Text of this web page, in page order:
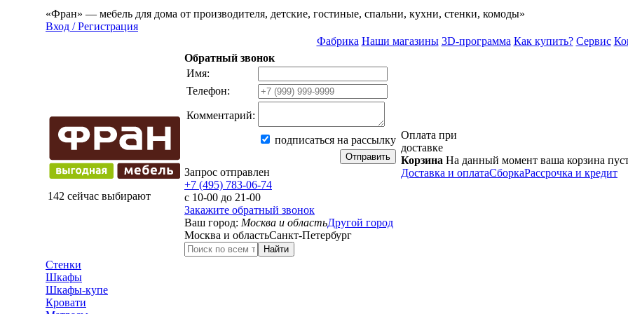
«Фран» — мебель для дома от производителя, детские, гостиные, спальни, кухни, стенки, комоды»
Вход / Регистрация
Фабрика Наши магазины 3D-программа Как купить? Сервис
142 сейчас выбирают
Обратный звонок
Имя:
Телефон:
Комментарий:
подписаться на рассылку
Отправить
Запрос отправлен
+7 (495) 783-06-74
с 10-00 до 21-00
Закажите обратный звонок
Ваш город: Москва и областьДругой город
Москва и областьСанкт-Петербург
Найти
Оплата при
доставке
Корзина На данный момент ваша корзина
Доставка и оплатаСборкаРассрочка и кредит
Стенки
Шкафы
Шкафы-купе
Кровати